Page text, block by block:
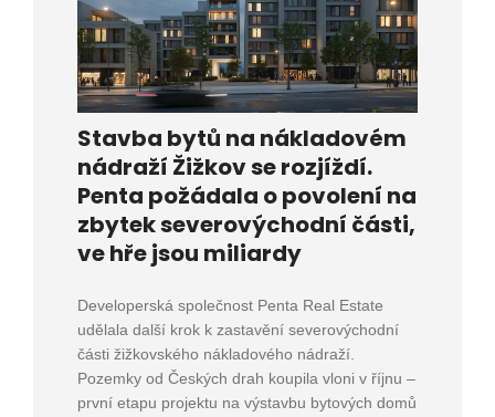
Stavba bytů na nákladovém
nádraží Žižkov se rozjíždí.
Penta požádala o povolení na
zbytek severovýchodní části,
ve hře jsou miliardy
Developerská společnost Penta Real Estate
udělala další krok k zastavění severovýchodní
části žižkovského nákladového nádraží.
Pozemky od Českých drah koupila vloni v říjnu –
první etapu projektu na výstavbu bytových domů